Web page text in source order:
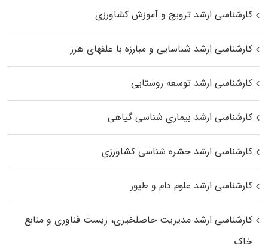
کارشناسی ارشد ترویج و آموزش کشاورزی
کارشناسی ارشد شناسایی و مبارزه با علفهای هرز
کارشناسی ارشد توسعه روستایی
کارشناسی ارشد بیماری‌ شناسی گیاهی
کارشناسی ارشد حشره‌ شناسی کشاورزی
کارشناسی ارشد علوم دام و طیور
کارشناسی ارشد مدیریت حاصلخیزی، زیست فناوری و منابع
خاک